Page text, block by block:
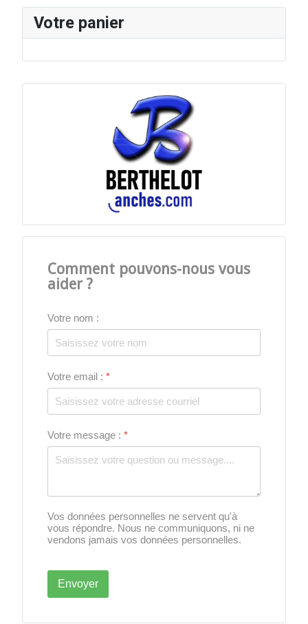
Comment pouvons-nous vous
aider ?
Votre nom :
Votre email : *
Votre message : *
Vos données personnelles ne servent qu'à
vous répondre. Nous ne communiquons, ni ne
vendons jamais vos données personnelles.
Envoyer
Votre panier